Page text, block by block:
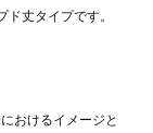
丈タイプです。
おけるイメージと